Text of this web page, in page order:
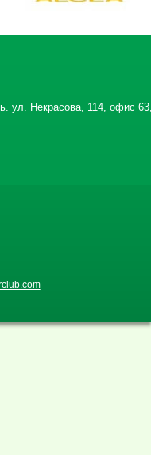
ул. Некрасова, 114, офис